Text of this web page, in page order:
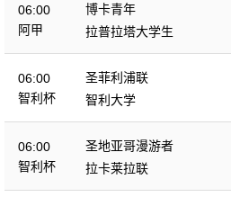
06:00
阿甲
博卡青年
拉普拉塔大学生
06:00
智利杯
圣菲利浦联
智利大学
06:00
智利杯
圣地亚哥漫游者
拉卡莱拉联